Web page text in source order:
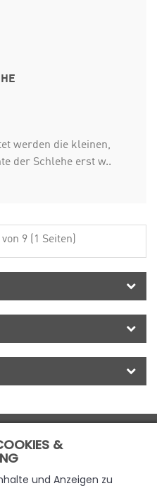
werden die kleinen,
der Schlehe erst w..
9 (1 Seiten)
&
und Anzeigen zu